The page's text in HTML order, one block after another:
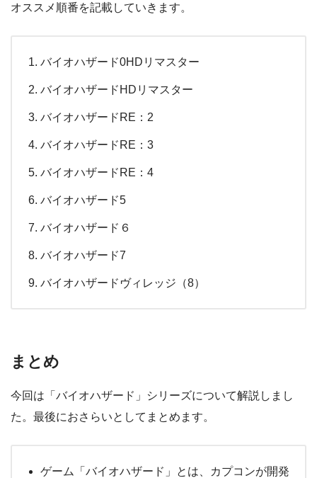
オススメ順番を記載していきます。
バイオハザード0HDリマスター
バイオハザードHDリマスター
バイオハザードRE：2
バイオハザードRE：3
バイオハザードRE：4
バイオハザード5
バイオハザード６
バイオハザード7
バイオハザードヴィレッジ（8）
まとめ
今回は「バイオハザード」シリーズについて解説しまし
た。最後におさらいとしてまとめます。
ゲーム「バイオハザード」とは、カプコンが開発